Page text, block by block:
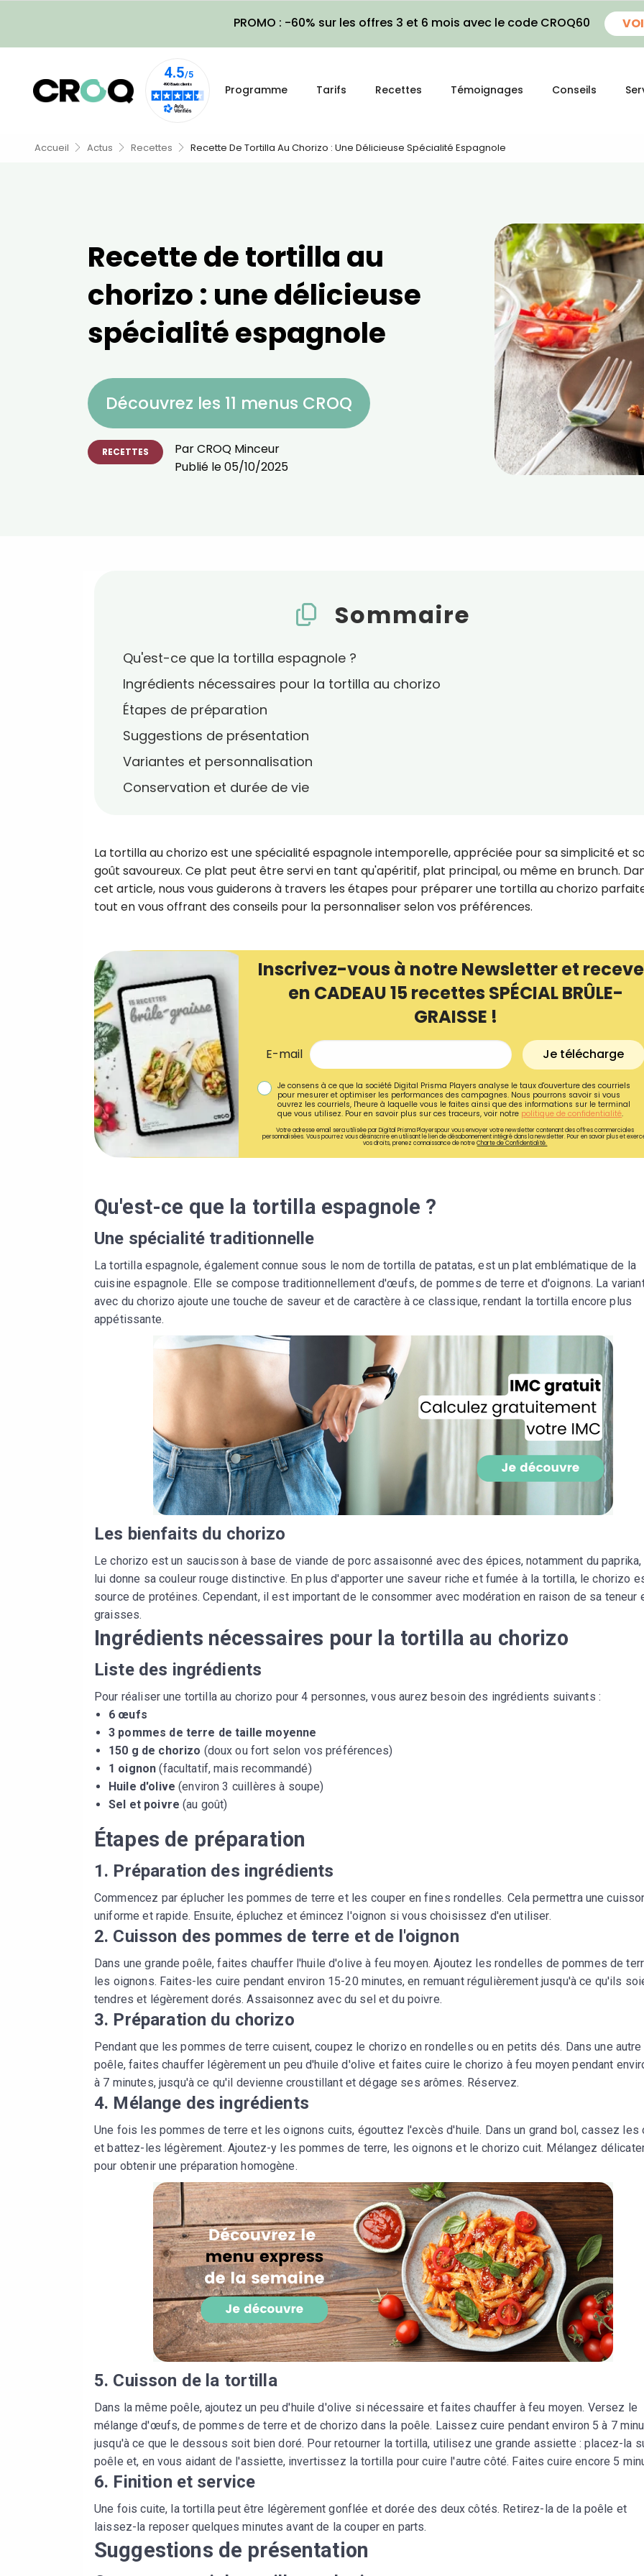
PROMO : -60% sur les offres 3 et 6 mois avec le code CROQ60
Programme Tarifs Recettes Témoignages Conseils
Accueil Actus Recettes Recette De Tortilla Au Chorizo : Une Délicieuse Spécialité Espagnole
Recette de tortilla au
chorizo : une délicieuse
spécialité espagnole
Découvrez les 11 menus CROQ
RECETTES ParCROQ Minceur
Publié le05/10/2025
Sommaire
Qu'est-ce que la tortilla espagnole ?
Ingrédients nécessaires pour la tortilla au chorizo
Étapes de préparation
Suggestions de présentation
Variantes et personnalisation
Conservation et durée de vie
La tortilla au chorizo est une spécialité espagnole intemporelle, appréciée pour sa simplicité et
goût savoureux. Ce plat peut être servi en tant qu'apéritif, plat principal, ou même en brunch.
cet article, nous vous guiderons à travers les étapes pour préparer une tortilla au chorizo
tout en vous offrant des conseils pour la personnaliser selon vos préférences.
Inscrivez-vous à notre Newsletter et
en CADEAU 15 recettes SPÉCIAL BRÛLE-
GRAISSE !
E-mail Je télécharge
Je consens à ce que la société Digital Prisma Players analyse le taux d'ouverture des courriels
pour mesurer et optimiser les performances des campagnes. Nous pourrons savoir si vous
ouvrez les courriels, l'heure à laquelle vous le faites ainsi que des informations sur le terminal
que vous utilisez. Pour en savoir plus sur ces traceurs, voir notre politique de confidentialité.
Votre adresse email sera utilisée par Digital Prisma Playerspour vous envoyer votre newsletter contenant des offres commerciales
personnalisées. Vous pourrez vous désinscrire en utilisant le lien de désabonnement intégré dans la newsletter. Pour en savoir plus et
vos droits, prenez connaissance de notreCharte de Confidentialité.
Qu'est-ce que la tortilla espagnole ?
Une spécialité traditionnelle
La tortilla espagnole, également connue sous le nom de tortilla de patatas, est un plat emblématique de la
cuisine espagnole. Elle se compose traditionnellement d'œufs, de pommes de terre et d'oignons. La
avec du chorizo ajoute une touche de saveur et de caractère à ce classique, rendant la tortilla encore plus
appétissante.
Les bienfaits du chorizo
Le chorizo est un saucisson à base de viande de porc assaisonné avec des épices, notamment du paprika,
lui donne sa couleur rouge distinctive. En plus d'apporter une saveur riche et fumée à la tortilla, le chorizo
source de protéines. Cependant, il est important de le consommer avec modération en raison de sa teneur
graisses.
Ingrédients nécessaires pour la tortilla au chorizo
Liste des ingrédients
Pour réaliser une tortilla au chorizo pour 4 personnes, vous aurez besoin des ingrédients suivants :
6 œufs
3 pommes de terre de taille moyenne
150 g de chorizo (doux ou fort selon vos préférences)
1 oignon (facultatif, mais recommandé)
Huile d'olive (environ 3 cuillères à soupe)
Sel et poivre (au goût)
Étapes de préparation
1. Préparation des ingrédients
Commencez par éplucher les pommes de terre et les couper en fines rondelles. Cela permettra une
uniforme et rapide. Ensuite, épluchez et émincez l'oignon si vous choisissez d'en utiliser.
2. Cuisson des pommes de terre et de l'oignon
Dans une grande poêle, faites chauffer l'huile d'olive à feu moyen. Ajoutez les rondelles de pommes de
les oignons. Faites-les cuire pendant environ 15-20 minutes, en remuant régulièrement jusqu'à ce qu'ils
tendres et légèrement dorés. Assaisonnez avec du sel et du poivre.
3. Préparation du chorizo
Pendant que les pommes de terre cuisent, coupez le chorizo en rondelles ou en petits dés. Dans une autre
poêle, faites chauffer légèrement un peu d'huile d'olive et faites cuire le chorizo à feu moyen pendant
à 7 minutes, jusqu'à ce qu'il devienne croustillant et dégage ses arômes. Réservez.
4. Mélange des ingrédients
Une fois les pommes de terre et les oignons cuits, égouttez l'excès d'huile. Dans un grand bol, cassez
et battez-les légèrement. Ajoutez-y les pommes de terre, les oignons et le chorizo cuit. Mélangez
pour obtenir une préparation homogène.
5. Cuisson de la tortilla
Dans la même poêle, ajoutez un peu d'huile d'olive si nécessaire et faites chauffer à feu moyen. Versez le
mélange d'œufs, de pommes de terre et de chorizo dans la poêle. Laissez cuire pendant environ 5 à 7
jusqu'à ce que le dessous soit bien doré. Pour retourner la tortilla, utilisez une grande assiette : placez-la
poêle et, en vous aidant de l'assiette, invertissez la tortilla pour cuire l'autre côté. Faites cuire encore 5
6. Finition et service
Une fois cuite, la tortilla peut être légèrement gonflée et dorée des deux côtés. Retirez-la de la poêle et
laissez-la reposer quelques minutes avant de la couper en parts.
Suggestions de présentation
Ainsi que la newsletter
CROQ.
Je consens à ce que la société
Prisma Players analyse le taux
des courriels pour mesurer et
performances des campagnes.
pourrons savoir si vous ouvrez les
l'heure à laquelle vous le faites
des informations sur le terminal
utilisez. Pour en savoir plus sur ces
voir notrepolitique de
Je reçois mon cadeau !
personnalisées. Vous pourrez vous désinscrire en
désabonnement intégré dans la newsletter. Pour en
Confidentialité.